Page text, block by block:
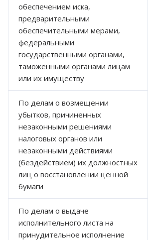
обеспечением иска,
предварительными
обеспечительными мерами,
федеральными
государственными органами,
таможенными органами лицам
или их имуществу
По делам о возмещении
убытков, причиненных
незаконными решениями
налоговых органов или
незаконными действиями
(бездействием) их должностных
лиц о восстановлении ценной
бумаги
По делам о выдаче
исполнительного листа на
принудительное исполнение